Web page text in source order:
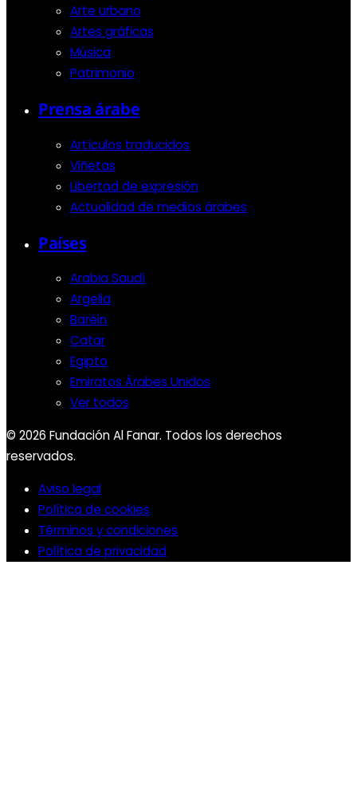
Arte urbano
Artes gráficas
Música
Patrimonio
Prensa árabe
Artículos traducidos
Viñetas
Libertad de expresión
Actualidad de medios árabes
Países
Arabia Saudí
Argelia
Baréin
Catar
Egipto
Emiratos Árabes Unidos
Ver todos
© 2026 Fundación Al Fanar. Todos los derechos
reservados.
Aviso legal
Política de cookies
Términos y condiciones
Política de privacidad